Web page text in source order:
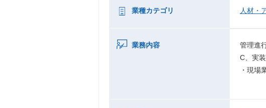
業種カテゴリ 人材・
業務内容
管理進
C、実
・現場